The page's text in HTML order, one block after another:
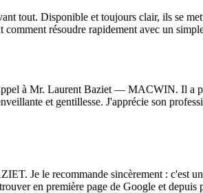
tout. Disponible et toujours clair, ils se
comment résoudre rapidement avec un
à Mr. Laurent Baziet — MACWIN. Il a
et gentillesse. J'apprécie son
Je le recommande sincèrement : c'est
en première page de Google et depuis